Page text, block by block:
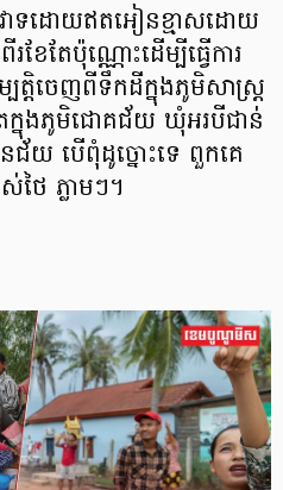
វាទដោយឥតអៀនខ្មាសដោយ
ខែតែប៉ុណ្ណោះដើម្បីធ្វើការ
បត្តិចេញពីទឹកដីក្នុងភូមិសាស្ត្រ
នុងភូមិជោគជ័យ ឃុំអរបីជាន់
ជ័យ បើពុំដូច្នោះទេ ពួកគេ
ស់ថៃ ភ្លាមៗ។